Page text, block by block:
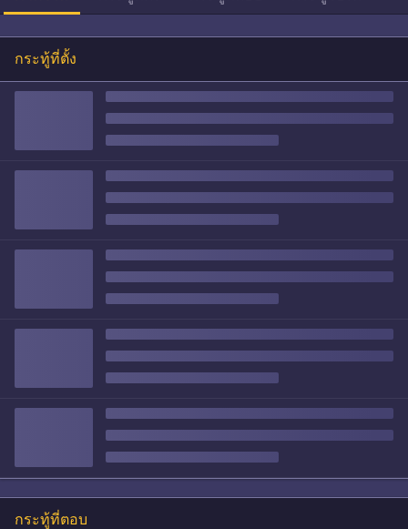
กระทู้ที่ตั้ง
กระทู้ที่ตอบ